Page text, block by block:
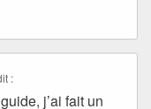
:
j’ai fait un